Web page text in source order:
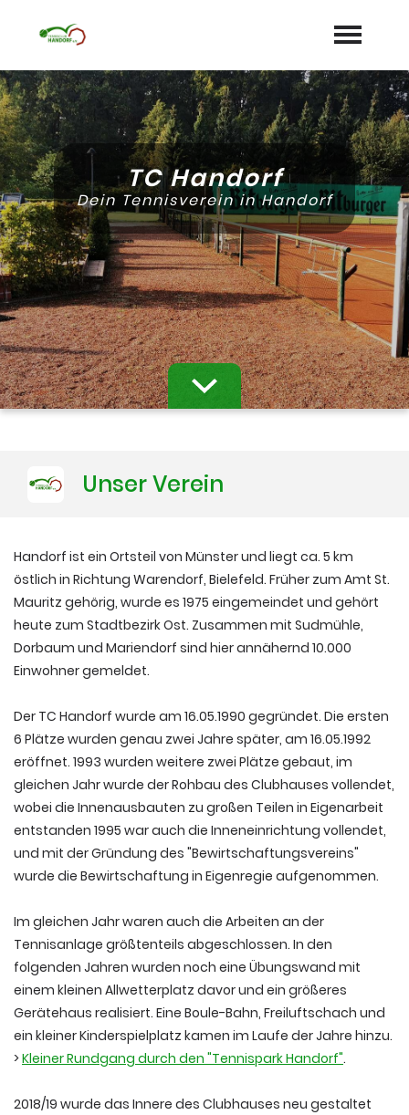
Startseite
Aktuelles
Termine
Unser Verein expand_more
Mannschaften
Jugend expand_more
Sponsoren
Galerie
Platzbuchung
TC Handorf
Dein Tennisverein in Handorf
Unser Verein
Handorf ist ein Ortsteil von Münster und liegt ca. 5 km
östlich in Richtung Warendorf, Bielefeld. Früher zum Amt St.
Mauritz gehörig, wurde es 1975 eingemeindet und gehört
heute zum Stadtbezirk Ost. Zusammen mit Sudmühle,
Dorbaum und Mariendorf sind hier annähernd 10.000
Einwohner gemeldet.
Der TC Handorf wurde am 16.05.1990 gegründet. Die ersten
6 Plätze wurden genau zwei Jahre später, am 16.05.1992
eröffnet. 1993 wurden weitere zwei Plätze gebaut, im
gleichen Jahr wurde der Rohbau des Clubhauses vollendet,
wobei die Innenausbauten zu großen Teilen in Eigenarbeit
entstanden 1995 war auch die Inneneinrichtung vollendet,
und mit der Gründung des "Bewirtschaftungsvereins"
wurde die Bewirtschaftung in Eigenregie aufgenommen.
Im gleichen Jahr waren auch die Arbeiten an der
Tennisanlage größtenteils abgeschlossen. In den
folgenden Jahren wurden noch eine Übungswand mit
einem kleinen Allwetterplatz davor und ein größeres
Gerätehaus realisiert. Eine Boule-Bahn, Freiluftschach und
ein kleiner Kinderspielplatz kamen im Laufe der Jahre hinzu.
>Kleiner Rundgang durch den "Tennispark Handorf".
2018/19 wurde das Innere des Clubhauses neu gestaltet